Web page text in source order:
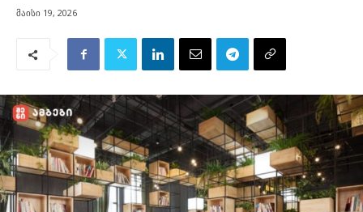
მაისი 19, 2026